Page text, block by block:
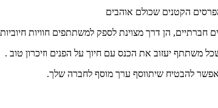
הקטנים שכולם אוהבים
חברתיים, הן דרך מצוינת לספק למשתתפים חוויות חיוביות
משתתף יעזוב את הכנס עם חיוך על הפנים וזיכרון טוב .
להבטיח שיתווסף ערך מוסף לחברה שלך.